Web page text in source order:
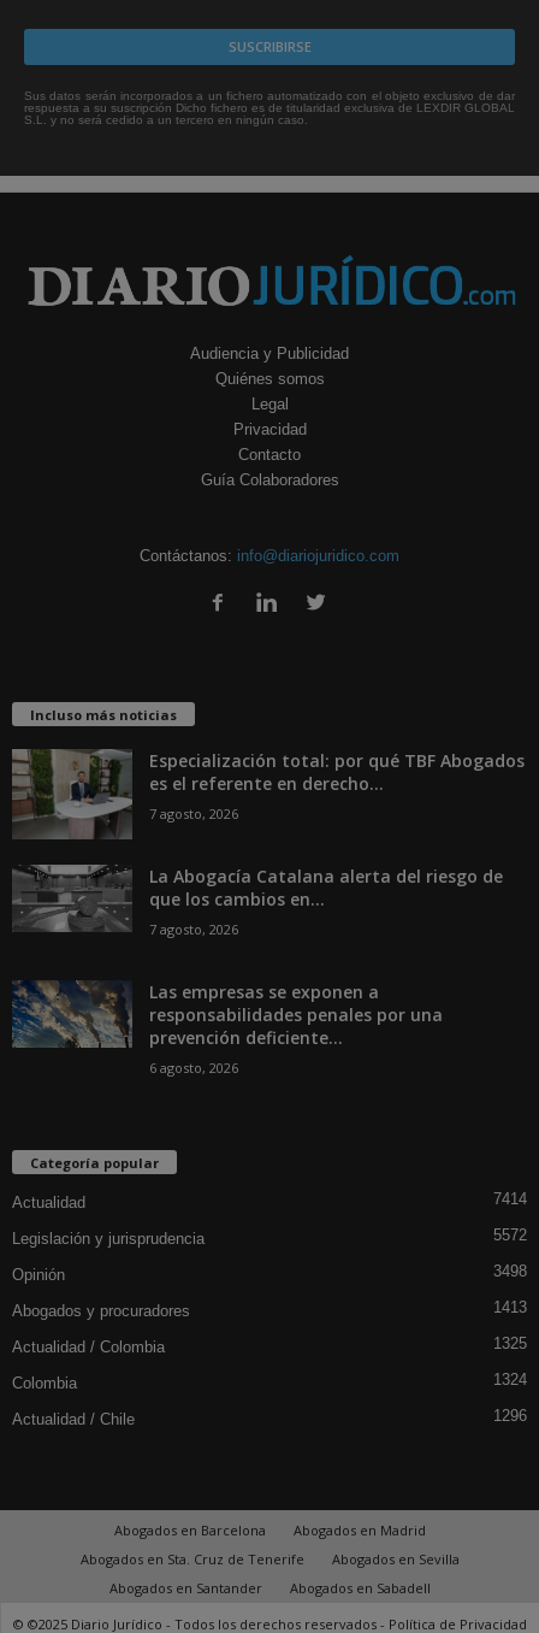
Sus datos serán incorporados a un fichero automatizado con el objeto exclusivo de dar
respuesta a su suscripción Dicho fichero es de titularidad exclusiva de LEXDIR GLOBAL
S.L. y no será cedido a un tercero en ningún caso.
Audiencia y Publicidad
Quiénes somos
Legal
Privacidad
Contacto
Guía Colaboradores
Contáctanos: info@diariojuridico.com
Incluso más noticias
Especialización total: por qué TBF Abogados
es el referente en derecho...
7 agosto, 2026
La Abogacía Catalana alerta del riesgo de
que los cambios en...
7 agosto, 2026
Las empresas se exponen a
responsabilidades penales por una
prevención deficiente...
6 agosto, 2026
Categoría popular
Actualidad 7414
Legislación y jurisprudencia 5572
Opinión 3498
Abogados y procuradores 1413
Actualidad / Colombia 1325
Colombia 1324
Actualidad / Chile 1296
Abogados en Barcelona
Abogados en Madrid
Abogados en Sta. Cruz de Tenerife
Abogados en Sevilla
Abogados en Santander
Abogados en Sabadell
© ©2025 Diario Jurídico - Todos los derechos reservados - Política de Privacidad